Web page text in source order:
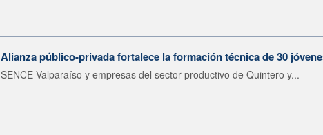
Alianza público-privada fortalece la formación técnica de 30
SENCE Valparaíso y empresas del sector productivo de Quintero y...